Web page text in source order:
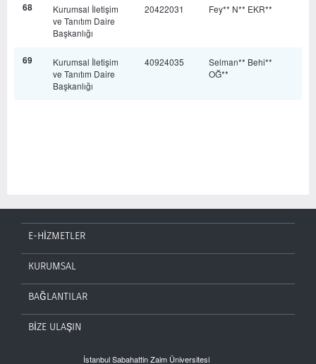
68
Kurumsal İletişim
ve Tanıtım Daire
Başkanlığı
20422031 Fey** N** EKR**
69
Kurumsal İletişim
ve Tanıtım Daire
Başkanlığı
40924035
Selman** Behi**
OĞ**
E-HİZMETLER
KURUMSAL
BAĞLANTILAR
BİZE ULAŞIN
İstanbul Sabahattin Zaim Üniversitesi